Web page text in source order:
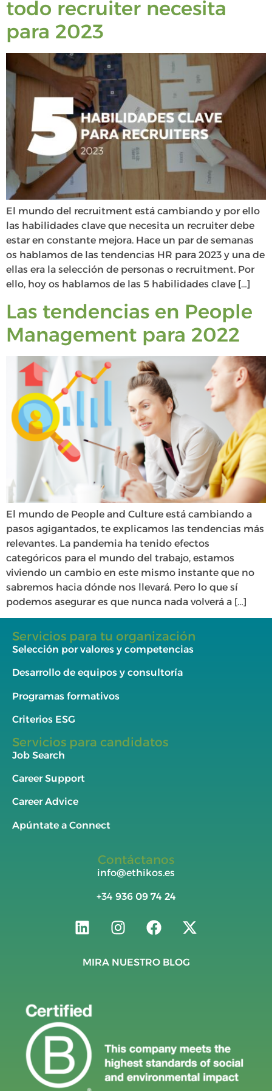
todo recruiter necesita
para 2023
El mundo del recruitment está cambiando y por ello
las habilidades clave que necesita un recruiter debe
estar en constante mejora. Hace un par de semanas
os hablamos de las tendencias HR para 2023 y una de
ellas era la selección de personas o recruitment. Por
ello, hoy os hablamos de las 5 habilidades clave […]
Las tendencias en People
Management para 2022
El mundo de People and Culture está cambiando a
pasos agigantados, te explicamos las tendencias más
relevantes. La pandemia ha tenido efectos
categóricos para el mundo del trabajo, estamos
viviendo un cambio en este mismo instante que no
sabremos hacia dónde nos llevará. Pero lo que sí
podemos asegurar es que nunca nada volverá a […]
Servicios para tu organización
Selección por valores y competencias
Desarrollo de equipos y consultoría
Programas formativos
Criterios ESG
Servicios para candidatos
Job Search
Career Support
Career Advice
Apúntate a Connect
Contáctanos
info@ethikos.es
+34 936 09 74 24
MIRA NUESTRO BLOG